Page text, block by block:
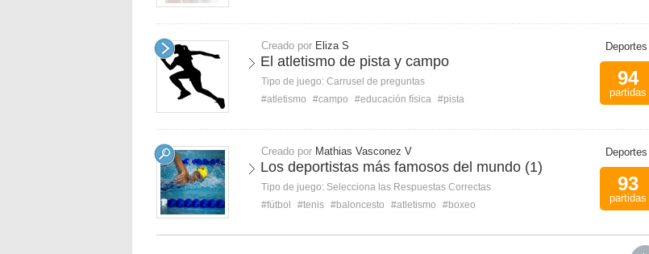
Creado por Eliza S
El atletismo de pista y campo
Tipo de juego: Carrusel de preguntas
#atletismo
#campo #educación física #pista
Deportes
94
partidas
Creado por Mathias Vasconez V
Los deportistas más famosos del mundo (1)
Tipo de juego: Selecciona las Respuestas Correctas
#fútbol
#tenis #baloncesto #atletismo #boxeo
Deportes
93
partidas